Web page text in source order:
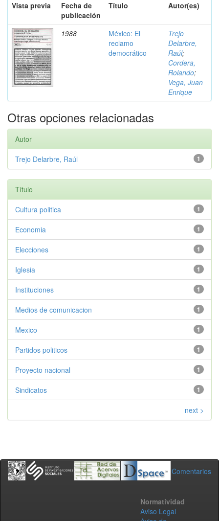
Vista previa
Fecha de
publicación
Título Autor(es)
1988
México: El
reclamo
democrático
Trejo
Delarbre,
Raúl;
Cordera,
Rolando;
Vega, Juan
Enrique
Otras opciones relacionadas
Autor
1
Trejo Delarbre, Raúl
Título
1
Cultura politica
1
Economia
1
Elecciones
1
Iglesia
1
Instituciones
1
Medios de comunicacion
1
Mexico
1
Partidos politicos
1
Proyecto nacional
1
Sindicatos
next >
Comentarios
Normatividad
Aviso Legal